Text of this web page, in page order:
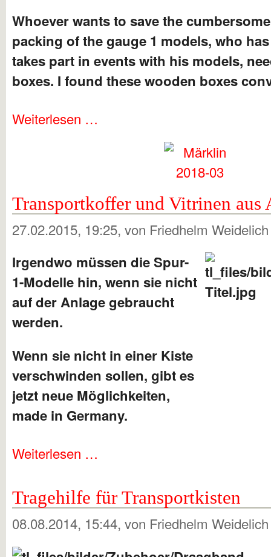
Whoever wants to save the
packing of the gauge 1 models, who
takes part in events with his models,
boxes. I found these wooden boxes
Weiterlesen …
Transportkoffer und Vitrinen aus
27.02.2015, 19:25, von Friedhelm
Irgendwo müssen die Spur-
1-Modelle hin, wenn sie nicht
auf der Anlage gebraucht
werden.
Wenn sie nicht in einer Kiste
verschwinden sollen, gibt es
jetzt neue Möglichkeiten,
made in Germany.
Weiterlesen …
Tragehilfe für Transportkisten
08.08.2014, 15:44, von Friedhelm